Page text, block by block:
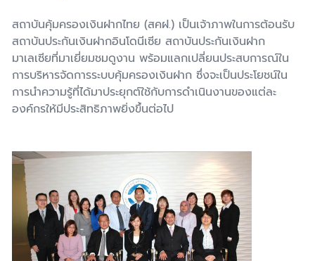
สถาบันคุ้มครองเงินฝากไทย (สคฝ.) เป็นเจ้าภาพในการต้อนรับ
สถาบันประกันเงินฝากอินโดนีเซีย สถาบันประกันเงินฝาก
มาเลเซียที่มาเยี่ยมชมดูงาน พร้อมแลกเปลี่ยนประสบการณ์ใน
การบริหารจัดการระบบคุ้มครองเงินฝาก ซึ่งจะเป็นประโยชน์ใน
การนำความรู้ที่ได้มาประยุกต์ใช้กับการดำเนินงานของแต่ละ
องค์กรให้มีประสิทธิภาพยิ่งขึ้นต่อไป